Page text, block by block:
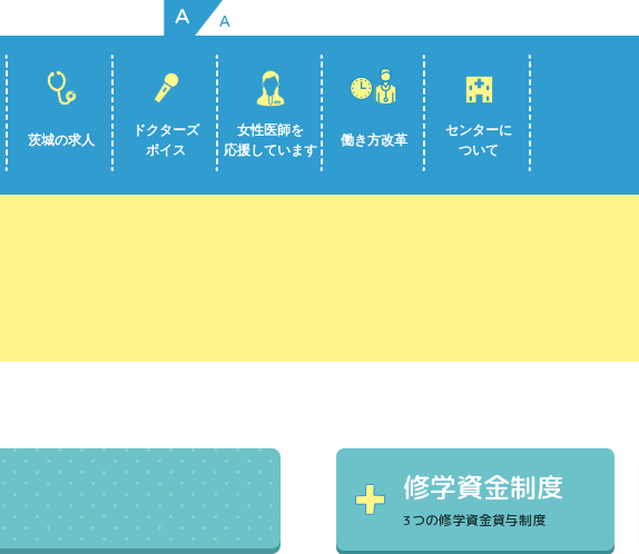
A A
茨城の求人
ドクターズ
ボイス
女性医師を
応援しています
働き方改革
センターに
ついて
修学資金制度
3つの修学資金貸与制度